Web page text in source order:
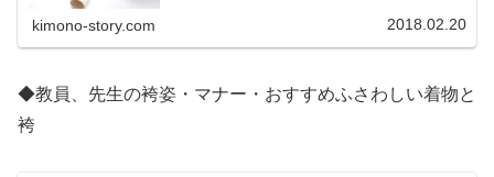
kimono-story.com 2018.02.20
◆教員、先生の袴姿・マナー・おすすめふさわしい着物と
袴